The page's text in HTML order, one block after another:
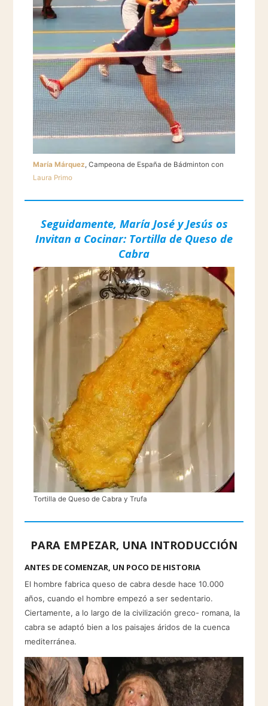
María Márquez , Campeona de España de Bádminton con
Laura Primo
Seguidamente, María José y Jesús os
Invitan a Cocinar: Tortilla de Queso de
Cabra
Tortilla de Queso de Cabra y Trufa
PARA EMPEZAR, UNA INTRODUCCIÓN
ANTES DE COMENZAR, UN POCO DE HISTORIA
El hombre fabrica queso de cabra desde hace 10.000
años, cuando el hombre empezó a ser sedentario.
Ciertamente, a lo largo de la civilización greco- romana, la
cabra se adaptó bien a los paisajes áridos de la cuenca
mediterránea.